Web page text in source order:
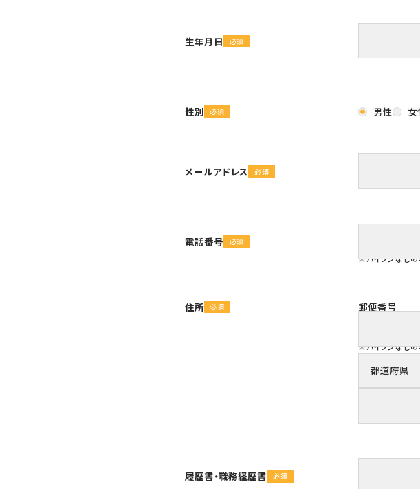
生年月日
性別 男性 女
メールアドレス
電話番号
※ハイフンなしの
住所 郵便番号
※ハイフンなしの
履歴書・職務経歴書